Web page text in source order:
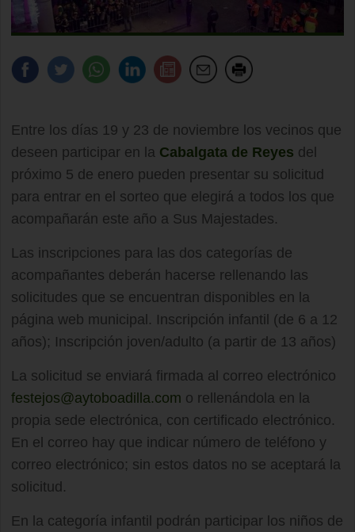
Entre los días 19 y 23 de noviembre los vecinos que
deseen participar en la Cabalgata de Reyes del
próximo 5 de enero pueden presentar su solicitud
para entrar en el sorteo que elegirá a todos los que
acompañarán este año a Sus Majestades.
Las inscripciones para las dos categorías de
acompañantes deberán hacerse rellenando las
solicitudes que se encuentran disponibles en la
página web municipal. Inscripción infantil (de 6 a 12
años); Inscripción joven/adulto (a partir de 13 años)
La solicitud se enviará firmada al correo electrónico
festejos@aytoboadilla.com o rellenándola en la
propia sede electrónica, con certificado electrónico.
En el correo hay que indicar número de teléfono y
correo electrónico; sin estos datos no se aceptará la
solicitud.
En la categoría infantil podrán participar los niños de